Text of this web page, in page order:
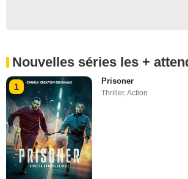
Nouvelles séries les +
1
Prisoner
Thriller,Action